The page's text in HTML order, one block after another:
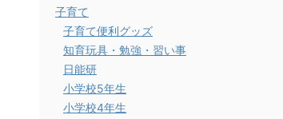
子育て
子育て便利グッズ
知育玩具・勉強・習い事
日能研
小学校5年生
小学校4年生